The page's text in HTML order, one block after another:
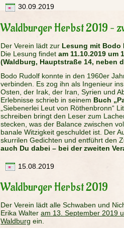
30.09.2019
Waldburger Herbst 2019 –
Der Verein lädt zur Lesung mit Bodo
Die Lesung findet am 11.10.2019 um
(Waldburg, Hauptstraße 14, neben
Bodo Rudolf konnte in den 1960er
verbinden. Es zog ihn als Ingenieur
Osten, der Irak, der Iran, Syrien und
Erlebnisse schrieb in seinem Buch
„Siebenerlei Leut von Röthenbronn“
schreiben bringt den Leser zum
stecken, was der Balance zwischen
banale Witzigkeit geschuldet ist. Der
skurrilen Gedichten und entführt den
auch Du dabei – bei der zweiten
15.08.2019
Waldburger Herbst 2019
Der Verein lädt alle Schwaben und
Erika Walter am 13. September 2019
Waldburg ein.